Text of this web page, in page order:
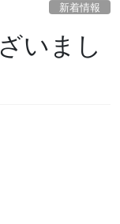
新着情報
いまし